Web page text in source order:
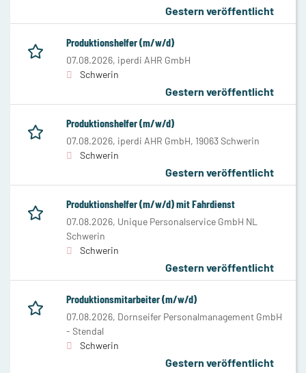
Gestern veröffentlicht
Produktionshelfer (m/w/d)
07.08.2026, iperdi AHR GmbH
Schwerin
Gestern veröffentlicht
Produktionshelfer (m/w/d)
07.08.2026, iperdi AHR GmbH, 19063 Schwerin
Schwerin
Gestern veröffentlicht
Produktionshelfer (m/w/d) mit Fahrdienst
07.08.2026, Unique Personalservice GmbH NL
Schwerin
Schwerin
Gestern veröffentlicht
Produktionsmitarbeiter (m/w/d)
07.08.2026, Dornseifer Personalmanagement GmbH
- Stendal
Schwerin
Gestern veröffentlicht